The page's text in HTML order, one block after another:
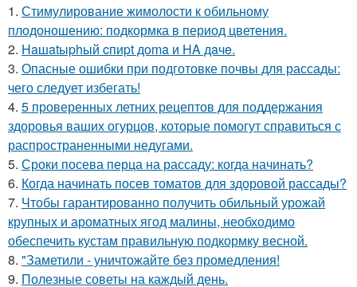
1. Стимулирование жимолости к обильному
плодоношению: подкормка в период цветения.
2. Haшatыphый cпиpt дoma и HA дaчe.
3. Опасные ошибки при подготовке почвы для рассады:
чего следует избегать!
4. 5 проверенных летних рецептов для поддержания
здоровья ваших огурцов, которые помогут справиться с
распространенными недугами.
5. Сроки посева перца на рассаду: когда начинать?
6. Когда начинать посев томатов для здоровой рассады?
7. Чтобы гарантированно получить обильный урожай
крупных и ароматных ягод малины, необходимо
обеспечить кустам правильную подкормку весной.
8. "Заметили - уничтожайте без промедления!
9. Полезные советы на каждый день.